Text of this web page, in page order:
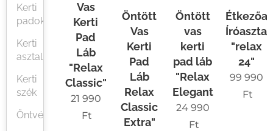
Kerti
padok
Kerti
asztal
Kerti
szék
Öntvények
Vas
Kerti
Pad
Láb
"Relax
Classic"
21 990
Ft
Öntött
Vas
Kerti
Pad
Láb
Relax
Classic
Extra"
Öntött
vas
kerti
pad láb
"Relax
Elegant"
24 990
Ft
Íróasztal
"relax
24"
99 990
Ft